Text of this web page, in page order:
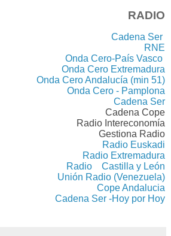
RADIO
Cadena Ser
RNE
Onda Cero-País Vasco
Onda Cero Extremadura
Onda Cero Andalucía (min 51)
Onda Cero - Pamplona
Cadena Ser
Cadena Cope
Radio Intereconomía
Gestiona Radio
Radio Euskadi
Radio Extremadura
Radio Castilla y León
Unión Radio (Venezuela)
Cope Andalucia
Cadena Ser -Hoy por Hoy